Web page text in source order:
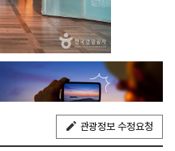
관광정보 수정요청